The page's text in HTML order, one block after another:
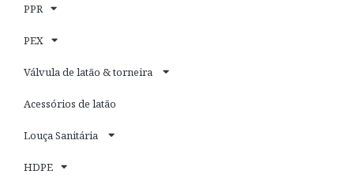
PPR
PEX
Válvula de latão & torneira
Acessórios de latão
Louça Sanitária
HDPE